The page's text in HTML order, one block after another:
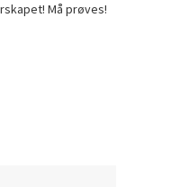
Må prøves!